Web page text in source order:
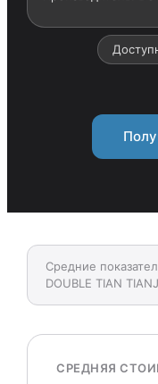
Средние
DOUBLE TIAN
СРЕДНЯЯ